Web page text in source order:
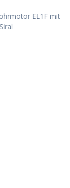
EL1F mit